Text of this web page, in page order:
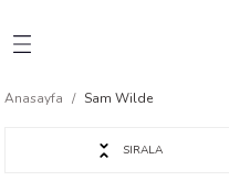
Anasayfa Sam Wilde
SIRALA